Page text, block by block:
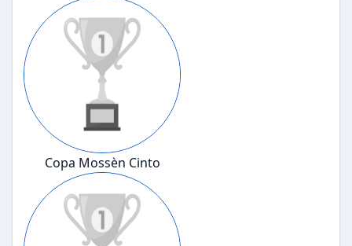
Copa Mossèn Cinto